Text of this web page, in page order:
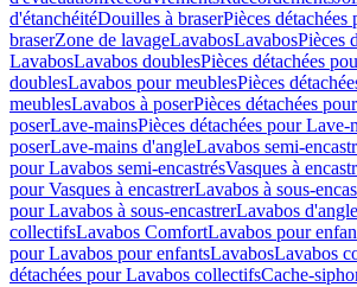
d'étanchéitéDouilles à braserPièces
braserZone de lavageLavabosLavabosPièces
LavabosLavabos doublesPièces détachées
doublesLavabos pour meublesPièces
meublesLavabos à poserPièces détachées
poserLave-mainsPièces détachées pour Lave-
poserLave-mains d'angleLavabos semi-
pour Lavabos semi-encastrésVasques à
pour Vasques à encastrerLavabos à sous-
pour Lavabos à sous-encastrerLavabos d'angle
collectifsLavabos ComfortLavabos pour
pour Lavabos pour enfantsLavabosLavabos
détachées pour Lavabos collectifsCache-